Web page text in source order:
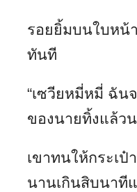
รอยยิ้มบนใบหน้
ทันที
“เซวียหมี่หมี่ ฉัน
ของนายทิ้งแล้วน
เขาทนให้กระเป๋
นานเกินสิบนาที